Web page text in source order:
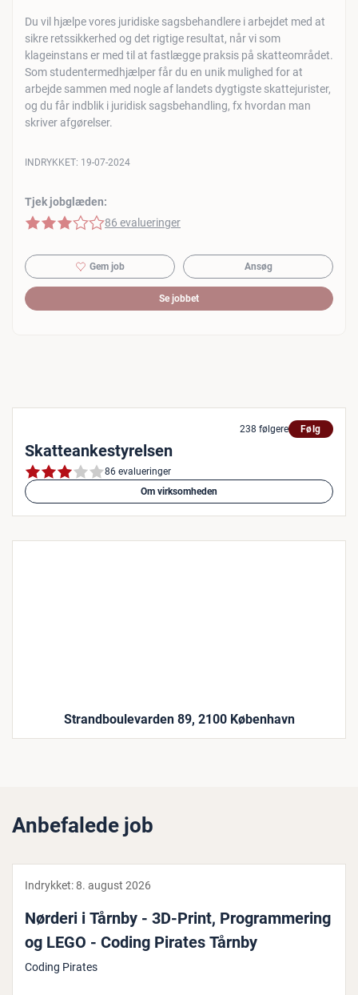
Du vil hjælpe vores juridiske sagsbehandlere i arbejdet med at
sikre retssikkerhed og det rigtige resultat, når vi som
klageinstans er med til at fastlægge praksis på skatteområdet.
Som studentermedhjælper får du en unik mulighed for at
arbejde sammen med nogle af landets dygtigste skattejurister,
og du får indblik i juridisk sagsbehandling, fx hvordan man
skriver afgørelser.
Tjek jobglæden:
3 af 5 stjerner
86 evalueringer
INDRYKKET: 19-07-2024
Gem job Ansøg
Se jobbet
238 følgere Følg
Skatteankestyrelsen
86 evalueringer
Om virksomheden
Strandboulevarden 89, 2100 København
Anbefalede job
Indrykket:8. august 2026
Nørderi i Tårnby - 3D-Print, Pro­gram­me­ring
og LEGO - Coding Pirates Tårnby
Coding Pirates